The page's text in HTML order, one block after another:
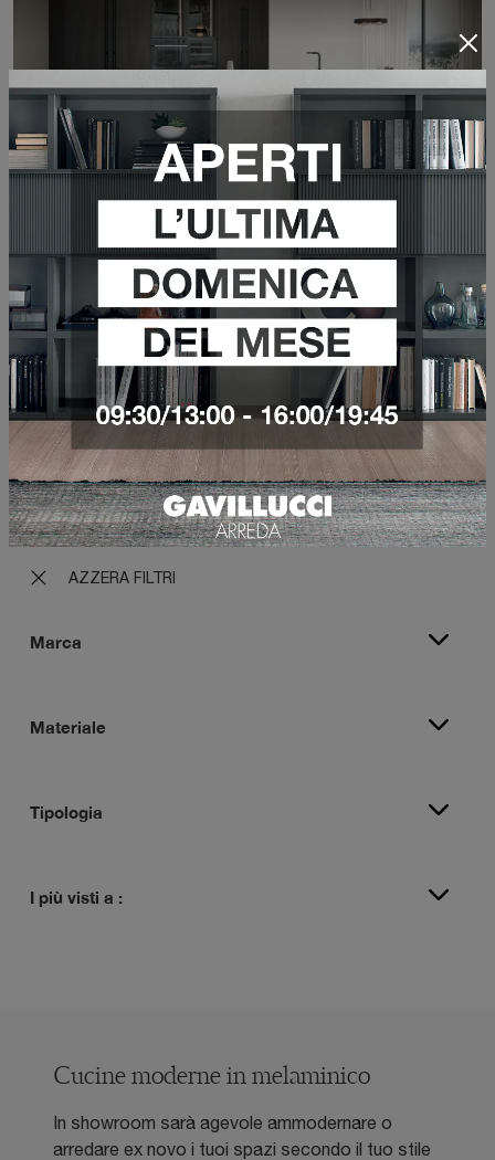
AZZERA FILTRI
Marca
Materiale
Tipologia
I più visti a :
VEDI DI PIÙ
VEDI DI PIÙ
COLIBRÌ PRESA
Cucine moderne in melaminico
In showroom sarà agevole ammodernare o
arredare ex novo i tuoi spazi secondo il tuo stile